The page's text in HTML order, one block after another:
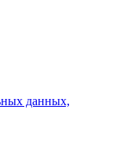
данных,